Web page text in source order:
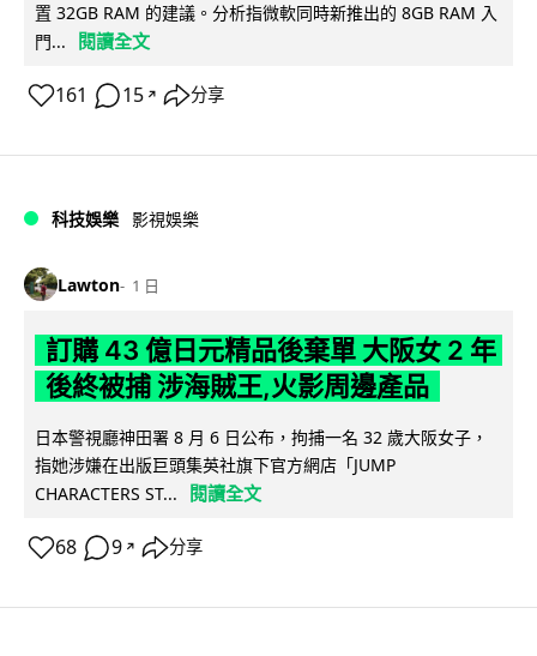
置 32GB RAM 的建議。分析指微軟同時新推出的 8GB RAM 入
門...
閱讀全文
161 15 ↗ 分享
科技娛樂 影視娛樂
Lawton 1 日
訂購 43 億日元精品後棄單 大阪女 2 年
後終被捕 涉海賊王,火影周邊產品
日本警視廳神田署 8 月 6 日公布，拘捕一名 32 歲大阪女子，
指她涉嫌在出版巨頭集英社旗下官方網店「JUMP
CHARACTERS ST...
閱讀全文
68 9 ↗ 分享